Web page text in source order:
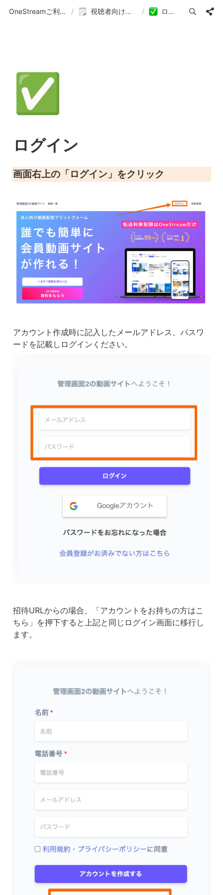
OneStreamご利用ガイド | 使い方の案内 / 視聴者向けマニュアル / ログイン
✅
ログイン
画面右上の「ログイン」をクリック
アカウント作成時に記入したメールアドレス、パスワ
ードを記載しログインください。
招待URLからの場合、「アカウントをお持ちの方はこ
ちら」を押下すると上記と同じログイン画面に移行し
ます。